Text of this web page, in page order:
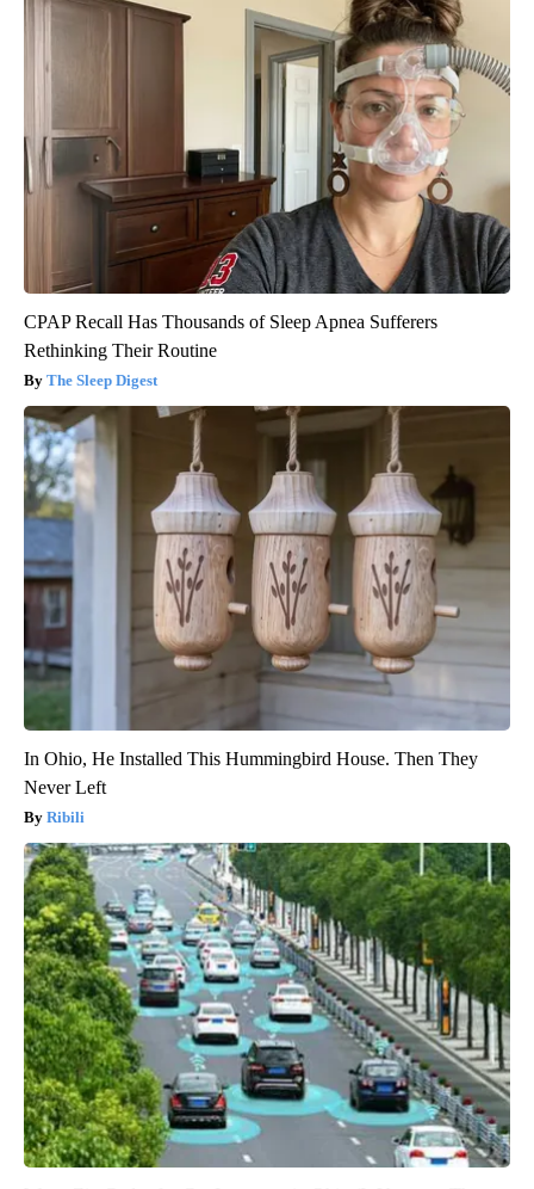
CPAP Recall Has Thousands of Sleep Apnea Sufferers
Rethinking Their Routine
The Sleep Digest
In Ohio, He Installed This Hummingbird House. Then They
Never Left
Ribili